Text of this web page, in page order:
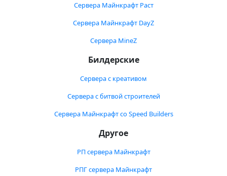
Сервера Майнкрафт Раст
Сервера Майнкрафт DayZ
Сервера MineZ
Билдерские
Сервера с креативом
Сервера с битвой строителей
Сервера Майнкрафт со Speed Builders
Другое
РП сервера Майнкрафт
РПГ сервера Майнкрафт